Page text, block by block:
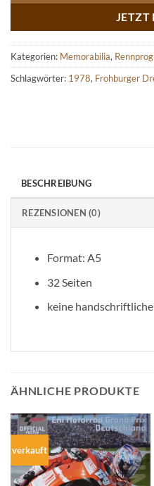
JETZT
Kategorien: Memorabilia,
Schlagwörter: 1978, Frohburger
BESCHREIBUNG
REZENSIONEN (0)
Format: A5
32 Seiten
keine
ÄHNLICHE PRODUKTE
verkauft